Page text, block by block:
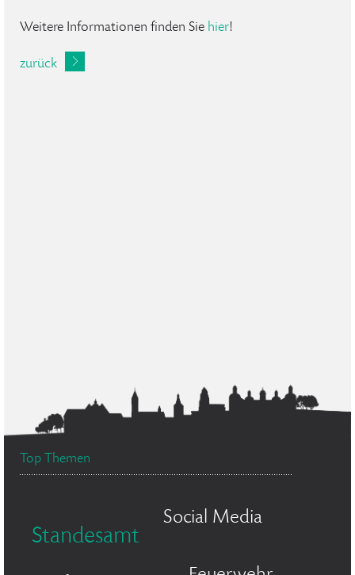
Weitere Informationen finden Sie hier!
zurück
Top Themen
Standesamt
Social Media